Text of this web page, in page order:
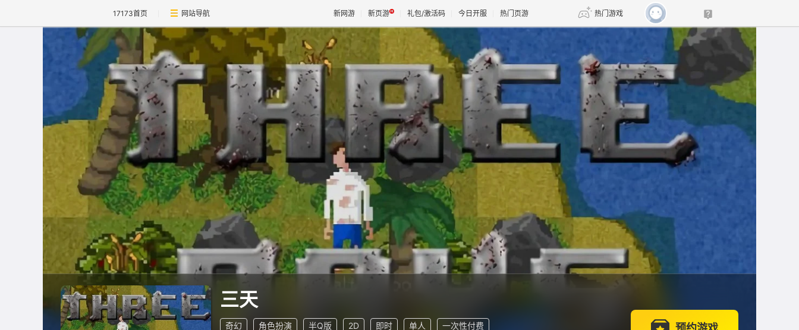
17173首页 网站导航 新网游 新页游 礼包/激活码 今日开服 热门页游 热门游戏
魔兽 传奇4
天堂 剑网3旗舰版 新天龙八部
王权与自由 诛仙世界 新仙侠5
三天
奇幻 角色扮演 半Q版 2D 即时 单人 一次性付费